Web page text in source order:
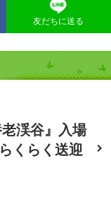
友だちに送る
老渓谷』入場
くらく送迎